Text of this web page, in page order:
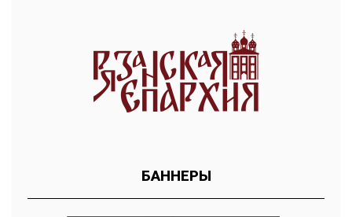
БАННЕРЫ